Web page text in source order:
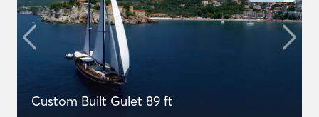
Custom Built Gulet 89 ft